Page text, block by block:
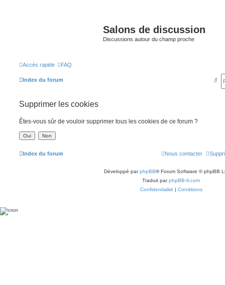
Salons de discussion
Discussions autour du champ proche
Accès rapide FAQ
Index du forum
R
c
Supprimer les cookies
Êtes-vous sûr de vouloir supprimer tous les cookies de ce forum ?
Index du forum Nous contacter
Développé parphpBB® Forum Software © phpBB
Traduit parphpBB-fr.com
Confidentialité | Conditions